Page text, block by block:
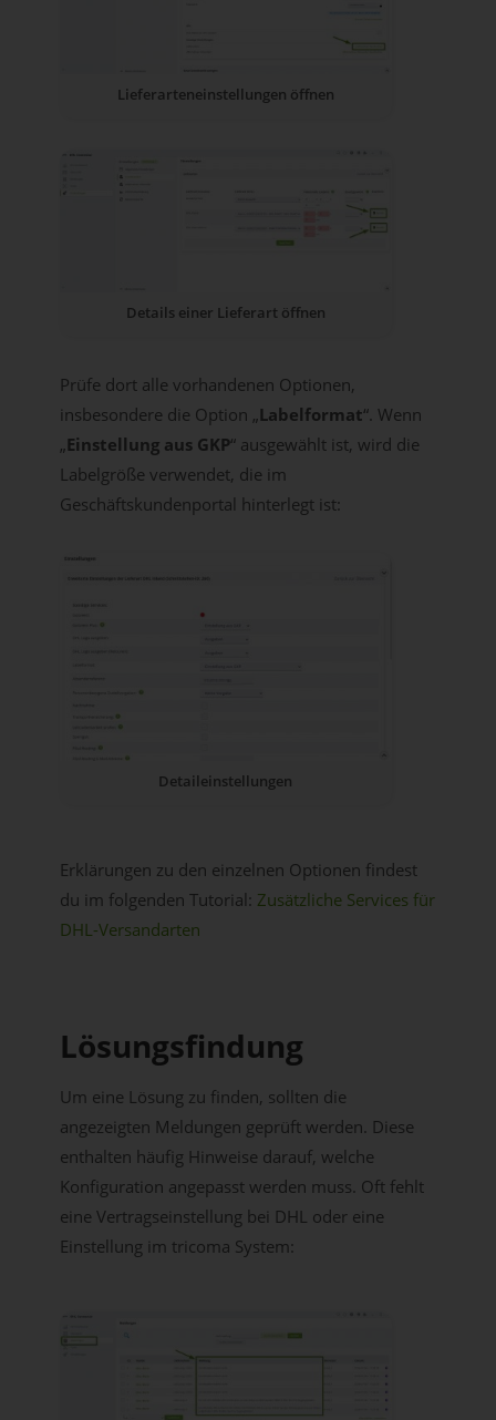
Lieferarteneinstellungen öffnen
Details einer Lieferart öffnen
Prüfe dort alle vorhandenen Optionen,
insbesondere die Option „Labelformat“. Wenn
„Einstellung aus GKP“ ausgewählt ist, wird die
Labelgröße verwendet, die im
Geschäftskundenportal hinterlegt ist:
Detaileinstellungen
Erklärungen zu den einzelnen Optionen findest
du im folgenden Tutorial: Zusätzliche Services für
DHL-Versandarten
Lösungsfindung
Um eine Lösung zu finden, sollten die
angezeigten Meldungen geprüft werden. Diese
enthalten häufig Hinweise darauf, welche
Konfiguration angepasst werden muss. Oft fehlt
eine Vertragseinstellung bei DHL oder eine
Einstellung im tricoma System: